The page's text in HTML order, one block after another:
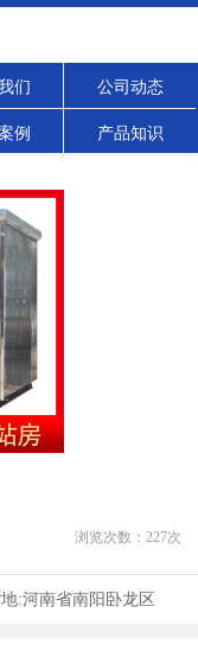
们 公司动态
例 产品知识
浏览次数： 227次
:河南省南阳卧龙区